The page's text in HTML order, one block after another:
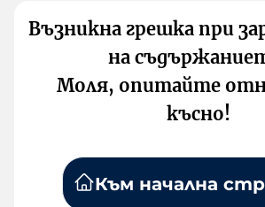
Възникна грешка при
на
Моля, опитайте
късно!
Към начална